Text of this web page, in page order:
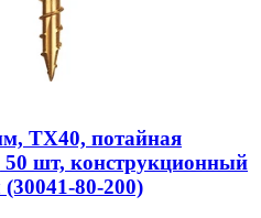
TX40, потайная
шт, конструкционный
80-200)